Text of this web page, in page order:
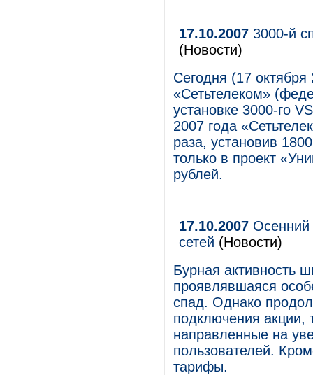
17.10.2007 3000-й
(Новости)
Сегодня (17 октября
«Сетьтелеком»
установке 3000-го
2007 года
раза, установив
только в проект
рублей.
17.10.2007
сетей (Новости)
Бурная активность
проявлявшаяся
спад. Однако
подключения акции,
направленные на
пользователей.
тарифы.